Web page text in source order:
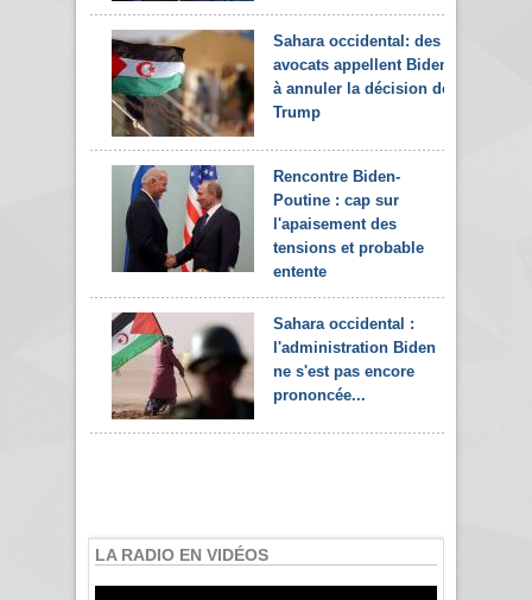
Sahara occidental: des
avocats appellent Biden
à annuler la décision de
Trump
Rencontre Biden-
Poutine : cap sur
l'apaisement des
tensions et probable
entente
Sahara occidental :
l'administration Biden
ne s'est pas encore
prononcée...
LA RADIO EN VIDÉOS